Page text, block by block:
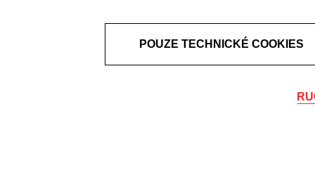
POUZE TECHNICKÉ COOKIES